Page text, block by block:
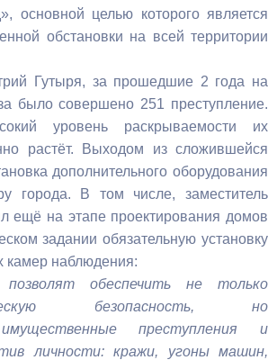
основной целью которого является
обстановки на всей территории
Гутыря, за прошедшие 2 года на
было совершено 251 преступление.
уровень раскрываемости их
растёт. Выходом из сложившейся
дополнительного оборудования
города. В том числе, заместитель
ещё на этапе проектирования домов
задании обязательную установку
камер наблюдения:
обеспечить не только
безопасность, но
преступления и
личности: кражи, угоны машин,